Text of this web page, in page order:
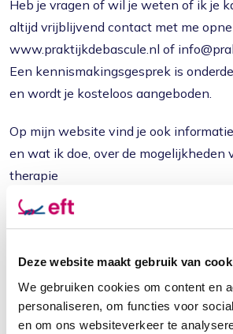
Deze website maakt gebruik van
We gebruiken cookies om content en
personaliseren, om functies voor
en om ons websiteverkeer te
Heb je vragen of wil je weten of ik je
altijd vrijblijvend contact met me
www.praktijkdebascule.nl of
Een kennismakingsgesprek is
en wordt je kosteloos aangeboden.
Op mijn website vind je ook
en wat ik doe, over de mogelijkheden
therapie
Praktische informatie
Leeftijdsgroep *
Jong volwassen Volwassen